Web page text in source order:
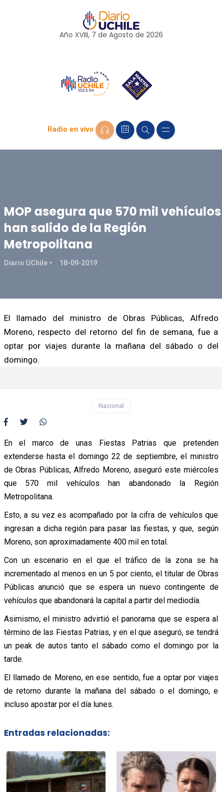
Año XVIII, 7 de Agosto de 2026
Radio en vivo
MOP asegura que 570 mil vehículos
han salido de la Región
Metropolitana
Diario UChile 18-09-2019
El llamado del ministro de Obras Públicas, Alfredo
Moreno, respecto del retorno del fin de semana, fue a
optar por viajes durante la mañana del sábado o del
domingo.
Nacional
En el marco de unas Fiestas Patrias que pretenden
extenderse hasta el domingo 22 de septiembre, el ministro
de Obras Públicas, Alfredo Moreno, aseguró este miércoles
que 570 mil vehículos han abandonado la Región
Metropolitana.
Esto, a su vez es acompañado por la cifra de vehículos que
ingresan a dicha región para pasar las fiestas, y que, según
Moreno, son aproximadamente 400 mil en total.
Con un escenario en el que el tráfico de la zona se ha
incrementado al menos en un 5 por ciento, el titular de Obras
Públicas anunció que se espera un nuevo contingente de
vehículos que abandonará la capital a partir del mediodía.
Asimismo, el ministro advirtió el panorama que se espera al
término de las Fiestas Patrias, y en el que aseguró, se tendrá
un peak de autos tanto el sábado como el domingo por la
tarde.
El llamado de Moreno, en ese sentido, fue a optar por viajes
de retorno durante la mañana del sábado o el domingo, e
incluso apostar por el día lunes.
Entradas relacionadas: